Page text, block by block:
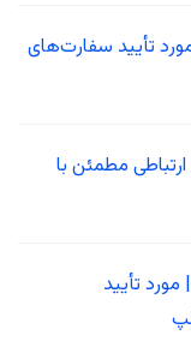
تأیید سفارت‌های
مطمئن با
تأیید